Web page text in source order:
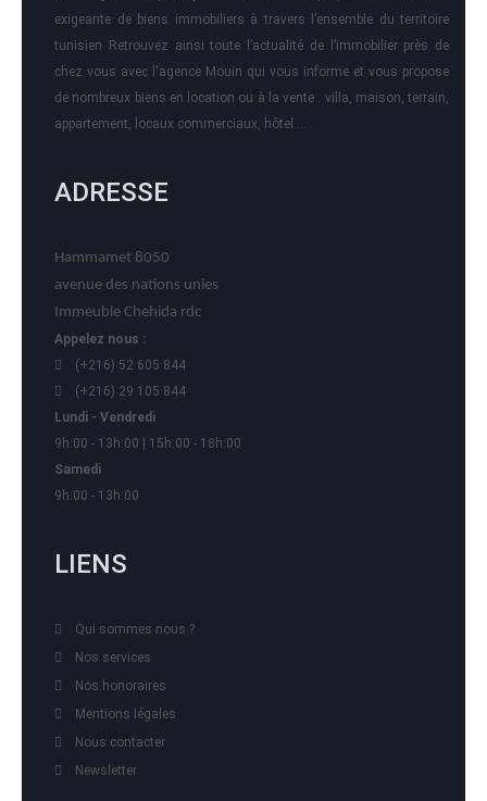
exigeante de biens immobiliers à travers l’ensemble du territoire
tunisien Retrouvez ainsi toute l’actualité de l’immobilier près de
chez vous avec l'agence Mouin qui vous informe et vous propose
de nombreux biens en location ou à la vente : villa, maison, terrain,
appartement, locaux commerciaux, hôtel….
ADRESSE
Hammamet 8050
avenue des nations unies
Immeuble Chehida rdc
Appelez nous :
(+216) 52 605 844
(+216) 29 105 844
Lundi - Vendredi
9h:00 - 13h:00 | 15h:00 - 18h:00
Samedi
9h:00 - 13h:00
LIENS
Qui sommes nous ?
Nos services
Nos honoraires
Mentions légales
Nous contacter
Newsletter